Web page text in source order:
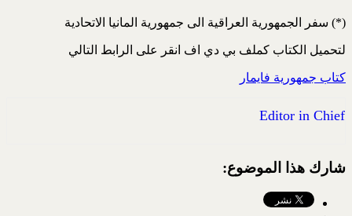
(*) سفر الجمهورية العراقية الى جمهورية المانيا الاتحادية
لتحميل الكتاب كملف بي دي اف انقر على الرابط التالي
كتاب جمهورية فايمار
Editor in Chief
شارك هذا الموضوع: